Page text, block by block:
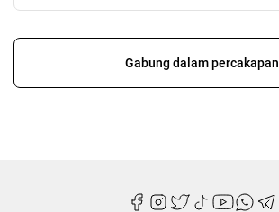
Gabung dalam percakapan